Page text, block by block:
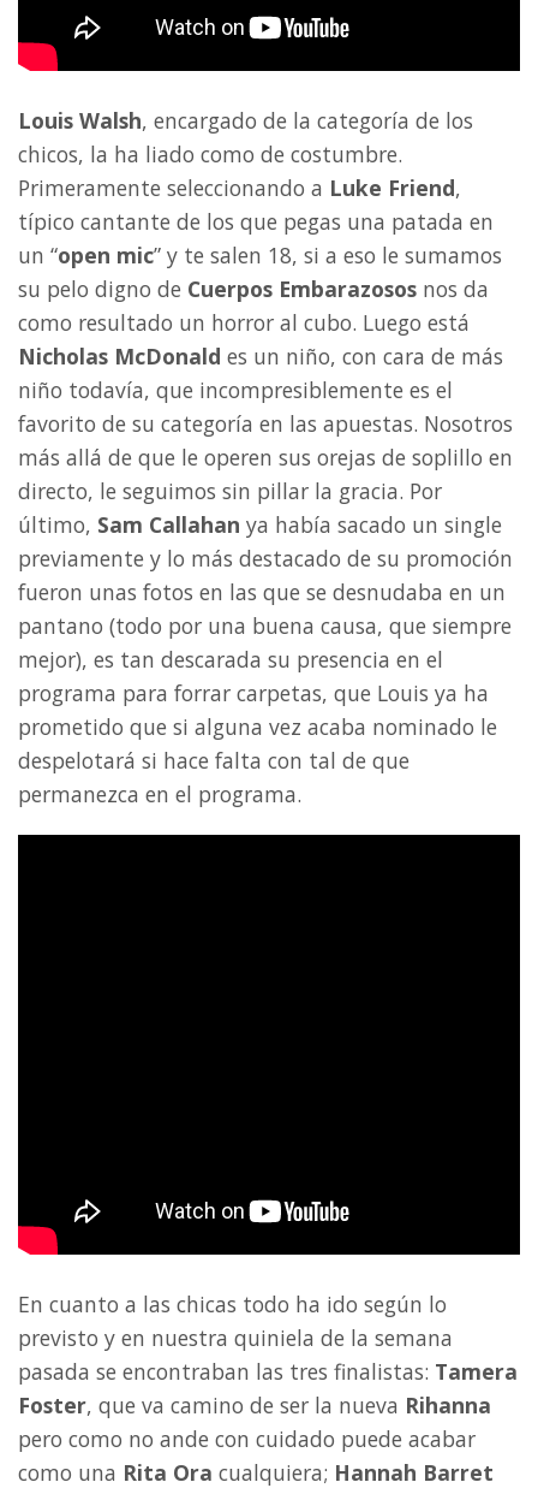
Louis Walsh, encargado de la categoría de los
chicos, la ha liado como de costumbre.
Primeramente seleccionando a Luke Friend,
típico cantante de los que pegas una patada en
un “open mic” y te salen 18, si a eso le sumamos
su pelo digno de Cuerpos Embarazosos nos da
como resultado un horror al cubo. Luego está
Nicholas McDonald es un niño, con cara de más
niño todavía, que incompresiblemente es el
favorito de su categoría en las apuestas. Nosotros
más allá de que le operen sus orejas de soplillo en
directo, le seguimos sin pillar la gracia. Por
último, Sam Callahan ya había sacado un single
previamente y lo más destacado de su promoción
fueron unas fotos en las que se desnudaba en un
pantano (todo por una buena causa, que siempre
mejor), es tan descarada su presencia en el
programa para forrar carpetas, que Louis ya ha
prometido que si alguna vez acaba nominado le
despelotará si hace falta con tal de que
permanezca en el programa.
En cuanto a las chicas todo ha ido según lo
previsto y en nuestra quiniela de la semana
pasada se encontraban las tres finalistas: Tamera
Foster, que va camino de ser la nueva Rihanna
pero como no ande con cuidado puede acabar
como una Rita Ora cualquiera; Hannah Barret